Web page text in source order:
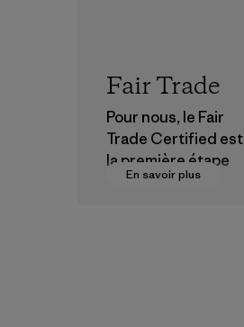
En savoir plus
Fair Trade
Pour nous, le Fair
Trade Certified est
la première étape
vers des